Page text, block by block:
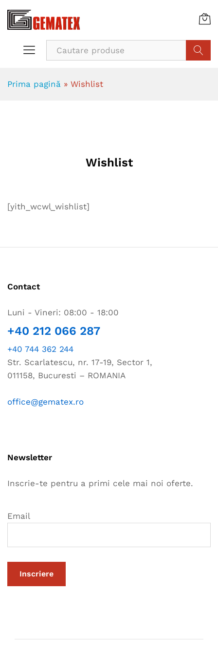
Prima pagină » Wishlist
Wishlist
[yith_wcwl_wishlist]
Contact
Luni - Vineri: 08:00 - 18:00
+40 212 066 287
+40 744 362 244
Str. Scarlatescu, nr. 17-19, Sector 1,
011158, Bucuresti – ROMANIA
office@gematex.ro
Newsletter
Inscrie-te pentru a primi cele mai noi oferte.
Email